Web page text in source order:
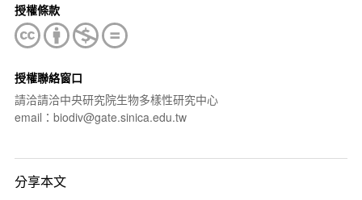
授權條款
授權聯絡窗口
請洽請洽中央研究院生物多樣性研究中心
email：biodiv@gate.sinica.edu.tw
分享本文